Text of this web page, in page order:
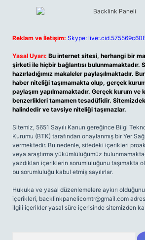
Reklam ve İletişim: Skype:
Yasal Uyarı: Bu internet sitesi, herhangi bir
şirketi ile hiçbir bağlantısı bulunmamaktadır.
hazırladığımız makaleler paylaşılmaktadır.
haber niteliği taşımamakta olup, gerçek
paylaşım yapılmamaktadır. Gerçek kurum ve
benzerlikleri tamamen tesadüfidir.
halindedir ve tavsiye niteliği taşımazlar.
Sitemiz, 5651 Sayılı Kanun gereğince Bilgi
Kurumu (BTK) tarafından onaylanmış bir Yer
vermektedir. Bu nedenle, sitedeki içerikleri
veya araştırma yükümlülüğümüz
yazdıkları içeriklerin sorumluluğunu taşımakta
bu sorumluluğu kabul etmiş sayılırlar.
Hukuka ve yasal düzenlemelere aykırı
içerikleri, backlinkpanelicomtr@gmail.com
ilgili içerikler yasal süre içerisinde sitemizden